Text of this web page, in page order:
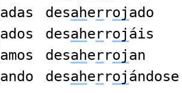
adas desaherrojado
ados desaherrojáis
amos desaherrojan
ando desaherrojándose